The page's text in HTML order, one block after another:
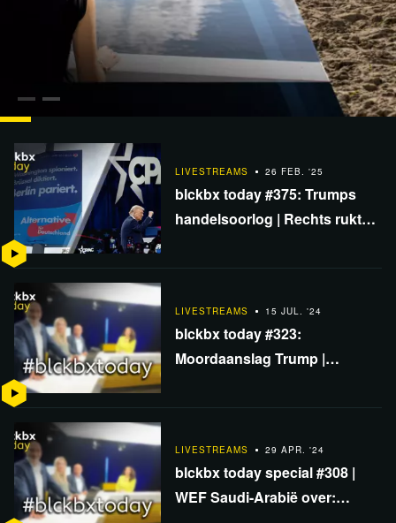
1:21:28 BINNENLAND
blckbx today #413 | donderdag 11 december
LIVESTREAMS 26 FEB. '25
blckbx today #375: Trumps
handelsoorlog | Rechts rukt
LIVESTREAMS 15 JUL. '24
blckbx today #323:
Moordaanslag Trump |
LIVESTREAMS 29 APR. '24
blckbx today special #308 |
WEF Saudi-Arabië over: